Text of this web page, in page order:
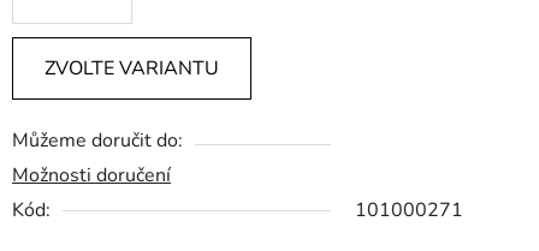
ZVOLTE VARIANTU
Můžeme doručit do:
Možnosti doručení
Kód:
101000271